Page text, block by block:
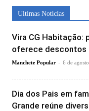
Ultimas Noticias
Vira CG Habitação:
oferece descontos
Manchete Popular - 6 de
Dia dos Pais em
Grande reúne